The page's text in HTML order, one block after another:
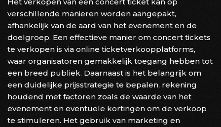
verschillende manieren worden aangepakt,
afhankelijk van de aard van het evenement en de
doelgroep. Een effectieve manier om concert tickets
te verkopen is via online ticketverkoopplatforms,
waar organisatoren gemakkelijk toegang hebben tot
een breed publiek. Daarnaast is het belangrijk om
een duidelijke prijsstrategie te bepalen, rekening
houdend met factoren zoals de waarde van het
evenement en eventuele kortingen om de verkoop
te stimuleren. Het gebruik van marketing en